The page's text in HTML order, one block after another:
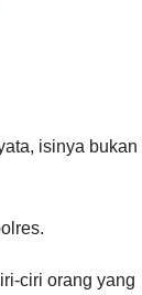
isinya bukan
ciri orang yang